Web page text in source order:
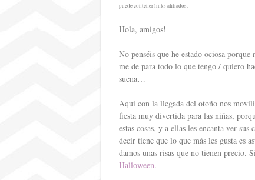
puede contener links afiliados.
Hola, amigos!
No penséis que he estado ociosa
me de para todo lo que tengo / quiero
suena…
Aquí con la llegada del otoño nos
fiesta muy divertida para las niñas,
estas cosas, y a ellas les encanta ver
decir tiene que lo que más les gusta es
damos unas risas que no tienen precio.
Halloween.